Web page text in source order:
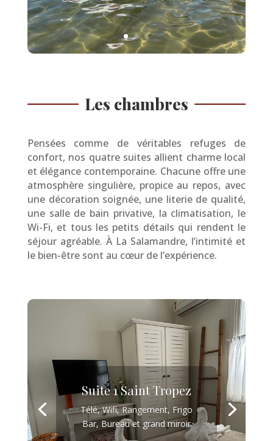
Les chambres
Pensées comme de véritables refuges de
confort, nos quatre suites allient charme local
et élégance contemporaine. Chacune offre une
atmosphère singulière, propice au repos, avec
une décoration soignée, une literie de qualité,
une salle de bain privative, la climatisation, le
Wi-Fi, et tous les petits détails qui rendent le
séjour agréable. À La Salamandre, l’intimité et
le bien-être sont au cœur de l’expérience.
Suite 1 Saint Tropez
Télé, Wifi, Rangement, Frigo
Bar, Bureau et grand miroir